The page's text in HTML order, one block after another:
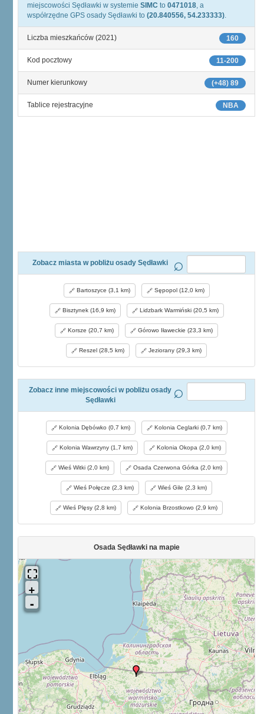
miejscowości Sędławki w systemie SIMC to 0471018, a
współrzędne GPS osady Sędławki to (20.840556, 54.233333).
160
Liczba mieszkańców (2021)
11-200
Kod pocztowy
(+48) 89
Numer kierunkowy
NBA
Tablice rejestracyjne
Zobacz miasta w pobliżu osady Sędławki
Bartoszyce (3,1 km) Sępopol (12,0 km)
Bisztynek (16,9 km) Lidzbark Warmiński (20,5 km)
Korsze (20,7 km) Górowo Iławeckie (23,3 km)
Reszel (28,5 km) Jeziorany (29,3 km)
Zobacz inne miejscowości w pobliżu osady
Sędławki
Kolonia Dębówko (0,7 km) Kolonia Ceglarki (0,7 km)
Kolonia Wawrzyny (1,7 km) Kolonia Okopa (2,0 km)
Wieś Witki (2,0 km) Osada Czerwona Górka (2,0 km)
Wieś Połęcze (2,3 km) Wieś Gile (2,3 km)
Wieś Plęsy (2,8 km) Kolonia Brzostkowo (2,9 km)
Osada Sędławki na mapie